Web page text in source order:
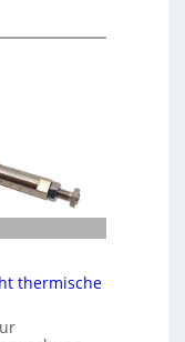
thermische